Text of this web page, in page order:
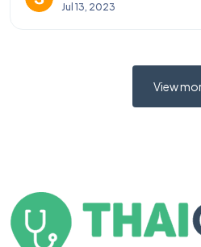
Mar 02, 2025
View